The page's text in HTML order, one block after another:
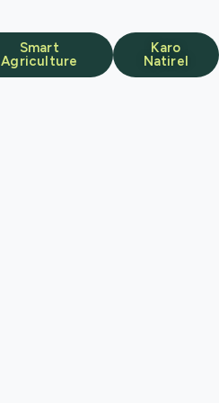
Smart
Agriculture
Karo
Natirel